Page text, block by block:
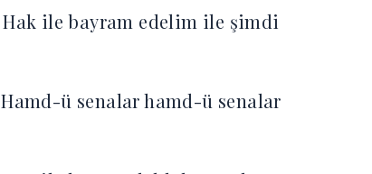
Hak ile bayram edelim ile şimdi
Hamd-ü senalar hamd-ü senalar